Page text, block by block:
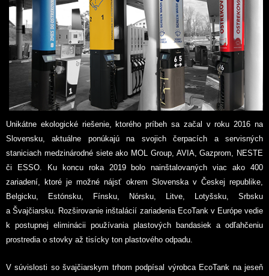
Unikátne ekologické riešenie, ktorého príbeh sa začal v roku 2016 na
Slovensku, aktuálne ponúkajú na svojich čerpacích a servisných
staniciach medzinárodné siete ako MOL Group, AVIA, Gazprom, NESTE
či ESSO. Ku koncu roka 2019 bolo nainštalovaných viac ako 400
zariadení, ktoré je možné nájsť okrem Slovenska v Českej republike,
Belgicku, Estónsku, Fínsku, Nórsku, Litve, Lotyšsku, Srbsku
a Švajčiarsku. Rozširovanie inštalácií zariadenia EcoTank v Európe vedie
k postupnej eliminácii používania plastových bandasiek a odľahčeniu
prostredia o stovky až tisícky ton plastového odpadu.
V súvislosti so švajčiarskym trhom podpísal výrobca EcoTank na jeseň